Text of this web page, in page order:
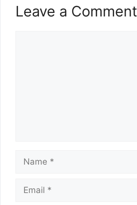
Leave a Comment